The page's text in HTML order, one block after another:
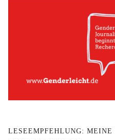
LESEEMPFEHLUNG: MEINE